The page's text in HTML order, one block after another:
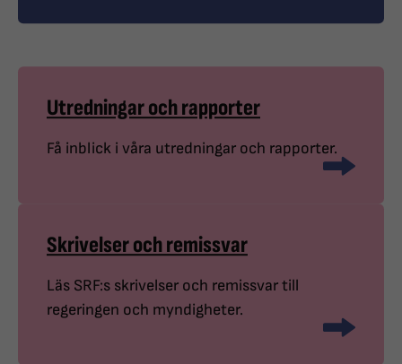
Utredningar och rapporter
Få inblick i våra utredningar och rapporter.
Skrivelser och remissvar
Läs SRF:s skrivelser och remissvar till
regeringen och myndigheter.